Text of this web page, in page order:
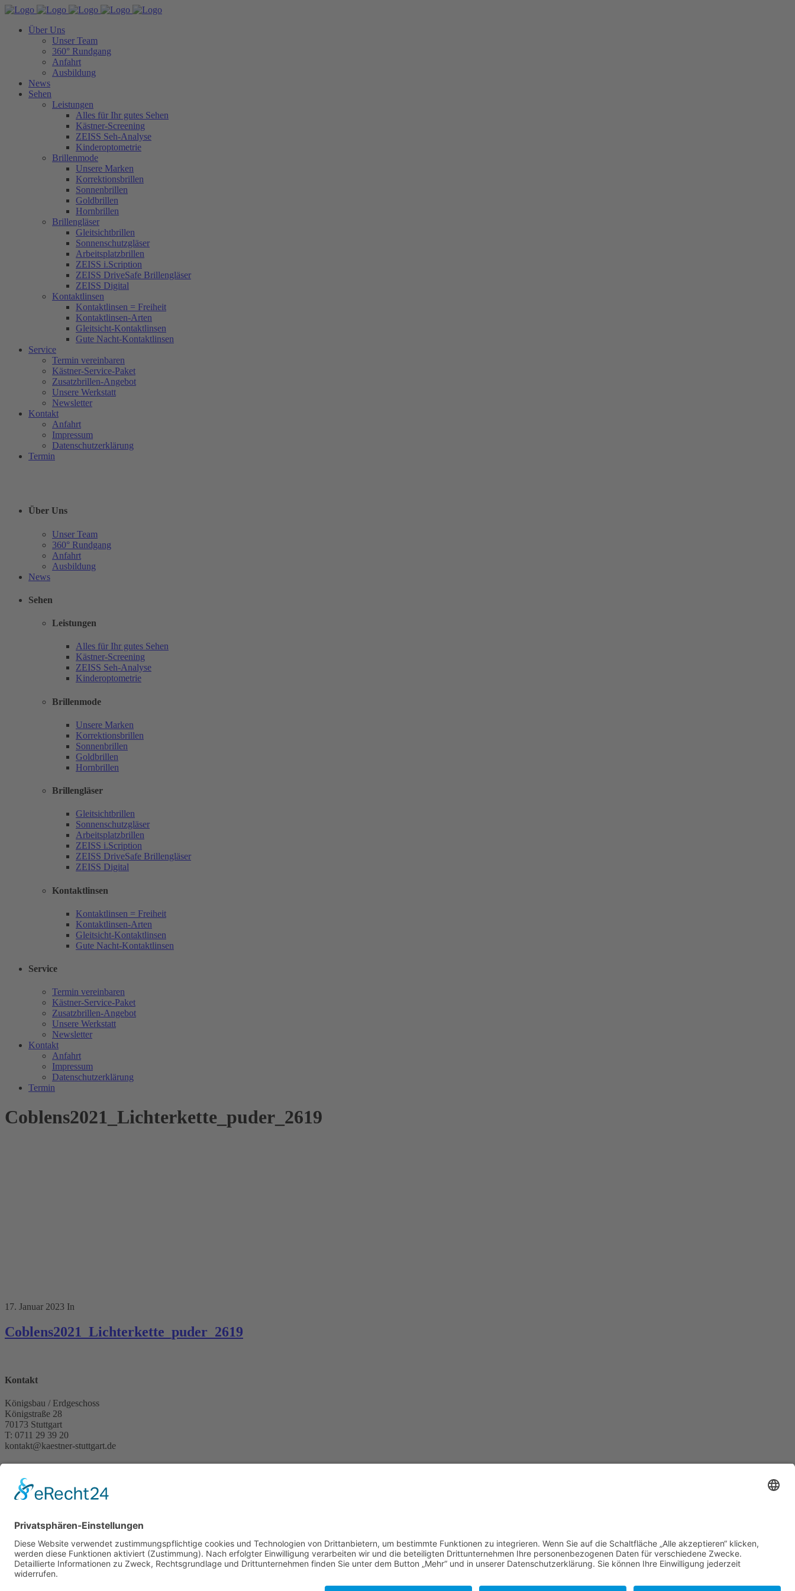
Über Uns
Unser Team
360° Rundgang
Anfahrt
Ausbildung
News
Sehen
Leistungen
Alles für Ihr gutes Sehen
Kästner-Screening
ZEISS Seh-Analyse
Kinderoptometrie
Brillenmode
Unsere Marken
Korrektionsbrillen
Sonnenbrillen
Goldbrillen
Hornbrillen
Brillengläser
Gleitsichtbrillen
Sonnenschutzgläser
Arbeitsplatzbrillen
ZEISS i.Scription
ZEISS DriveSafe Brillengläser
ZEISS Digital
Kontaktlinsen
Kontaktlinsen = Freiheit
Kontaktlinsen-Arten
Gleitsicht-Kontaktlinsen
Gute Nacht-Kontaktlinsen
Service
Termin vereinbaren
Kästner-Service-Paket
Zusatzbrillen-Angebot
Unsere Werkstatt
Newsletter
Kontakt
Anfahrt
Impressum
Datenschutzerklärung
Termin
Über Uns
Unser Team
360° Rundgang
Anfahrt
Ausbildung
News
Sehen
Leistungen
Alles für Ihr gutes Sehen
Kästner-Screening
ZEISS Seh-Analyse
Kinderoptometrie
Brillenmode
Unsere Marken
Korrektionsbrillen
Sonnenbrillen
Goldbrillen
Hornbrillen
Brillengläser
Gleitsichtbrillen
Sonnenschutzgläser
Arbeitsplatzbrillen
ZEISS i.Scription
ZEISS DriveSafe Brillengläser
ZEISS Digital
Kontaktlinsen
Kontaktlinsen = Freiheit
Kontaktlinsen-Arten
Gleitsicht-Kontaktlinsen
Gute Nacht-Kontaktlinsen
Service
Termin vereinbaren
Kästner-Service-Paket
Zusatzbrillen-Angebot
Unsere Werkstatt
Newsletter
Kontakt
Anfahrt
Impressum
Datenschutzerklärung
Termin
Coblens2021_Lichterkette_puder_2619
17. Januar 2023 In
Coblens2021_Lichterkette_puder_2619
Kontakt
Königsbau / Erdgeschoss
Königstraße 28
70173 Stuttgart
T: 0711 29 39 20
kontakt@kaestner-stuttgart.de
Montag bis Samstag:
10:00 Uhr – 19:00 Uhr
Pflichtangaben
Impressum
Datenschutzerklärung
Kontakt